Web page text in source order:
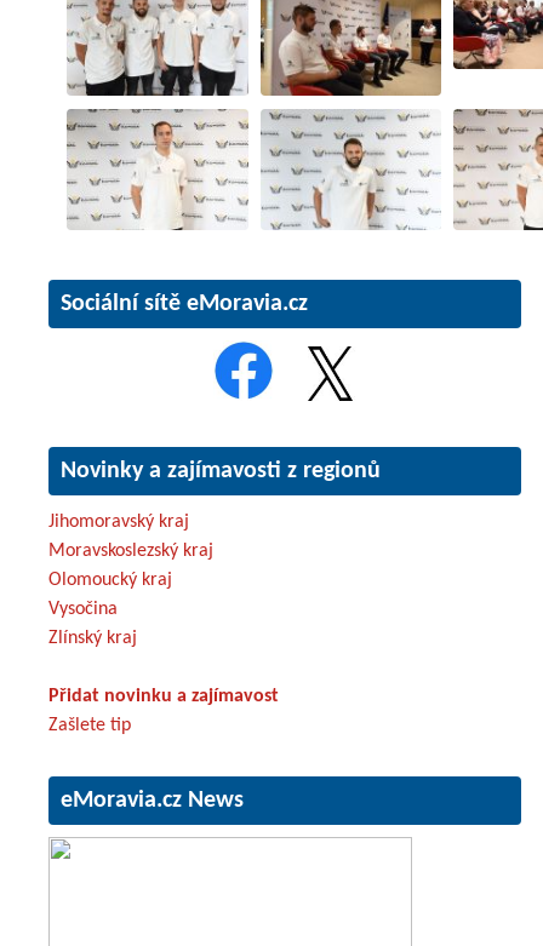
Sociální sítě eMoravia.cz
Novinky a zajímavosti z regionů
Jihomoravský kraj
Moravskoslezský kraj
Olomoucký kraj
Vysočina
Zlínský kraj
Přidat novinku a zajímavost
Zašlete tip
eMoravia.cz News